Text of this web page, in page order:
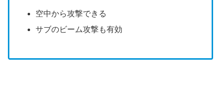
空中から攻撃できる
サブのビーム攻撃も有効